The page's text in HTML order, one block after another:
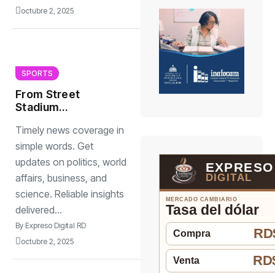
octubre 2, 2025
SPORTS
From Street
Stadium
Changing Lives
Timely news coverage in
simple words. Get
updates on politics, world
affairs, business, and
science. Reliable insights
delivered...
By Expreso Digital RD
octubre 2, 2025
EXPRESO
DIGITAL
MERCADO CAMBIARIO
Tasa del dólar
Compra
Venta